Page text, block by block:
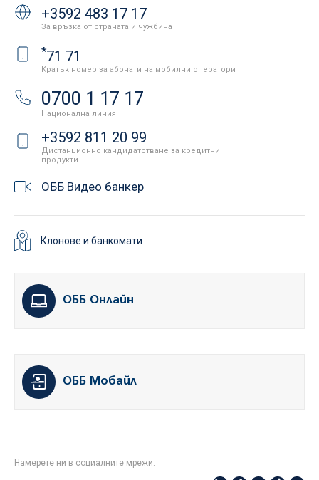
+3592 483 17 17
За връзка от страната и чужбина
*71 71
Кратък номер за абонати на мобилни оператори
0700 1 17 17
Национална линия
+3592 811 20 99
Дистанционно кандидатстване за кредитни
продукти
ОББ Видео банкер
Клонове и банкомати
ОББ Онлайн
ОББ Мобайл
Намерете ни в социалните мрежи: